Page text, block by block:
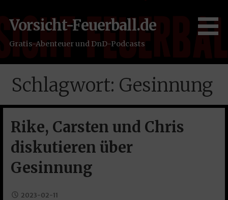
Inhalt
springen
Vorsicht-Feuerball.de
Gratis-Abenteuer und DnD-Podcasts
Schlagwort: Gesinnung
Rike, Carsten und Chris
diskutieren über
Gesinnung
2023-02-11